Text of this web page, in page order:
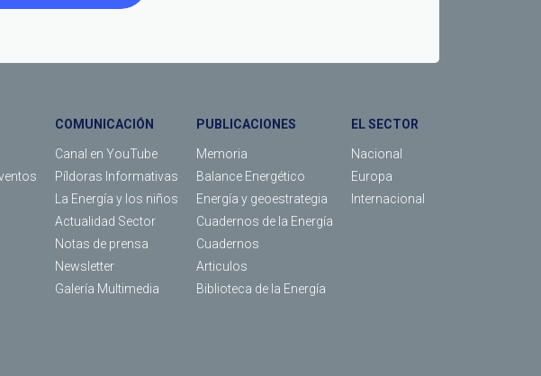
COMUNICACIÓN
Canal en YouTube
Píldoras Informativas
La Energía y los niños
Actualidad Sector
Notas de prensa
Newsletter
Galería Multimedia
PUBLICACIONES
Memoria
Balance Energético
Energía y geoestrategia
Cuadernos de la Energía
Cuadernos
Articulos
Biblioteca de la Energía
EL SECTOR
Nacional
Europa
Internacional